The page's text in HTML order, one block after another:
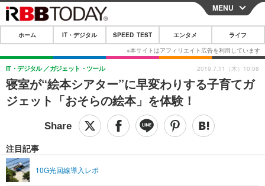
CLOSE
ホーム
IT・デジタル
IT・デジタルTOP スマートフォン
ショッピング その他
SPEED TEST
エンタメTOP 映画・ドラマ
ライフTOP
リリース一覧
MENU
ホーム IT・デジタル SPEED TEST エンタメ ライフ
寝室が“絵本シアター”に早変わりする子育てガ
ジェット「おそらの絵本」を体験！
IT・デジタル ガジェット・ツール
注目記事
10G光回線導入レポ
2019.7.11（木）10:08